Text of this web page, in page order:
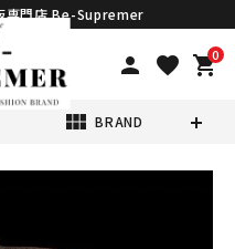
専門店 Be-Supremer
person favorite 0
shopping_cart
view_module BRAND